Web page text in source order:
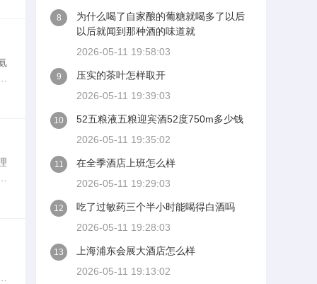
8
为什么喝了自家酿的葡糖就喝多了以后
以后就闻到那种酒的味道就
2026-05-11 19:58:03
9
压实的茶叶怎样取开
2026-05-11 19:39:03
10
52五粮液五粮迎宾酒52度750m多少钱
2026-05-11 19:35:02
11
在全季酒店上班怎么样
2026-05-11 19:29:03
12
吃了过敏药三个半小时能喝得白酒吗
2026-05-11 19:28:03
13
上海浦东会展大酒店怎么样
2026-05-11 19:13:02